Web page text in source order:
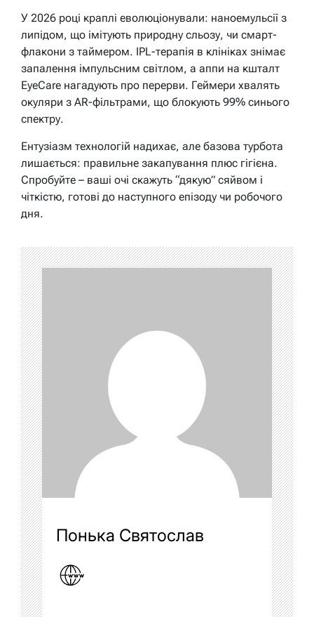
У 2026 році краплі еволюціонували: наноемульсії з
липідом, що імітують природну сльозу, чи смарт-
флакони з таймером. IPL-терапія в клініках знімає
запалення імпульсним світлом, а аппи на кшталт
EyeCare нагадують про перерви. Геймери хвалять
окуляри з AR-фільтрами, що блокують 99% синього
спектру.
Ентузіазм технологій надихає, але базова турбота
лишається: правильне закапування плюс гігієна.
Спробуйте – ваші очі скажуть “дякую” сяйвом і
чіткістю, готові до наступного епізоду чи робочого
дня.
Понька Святослав